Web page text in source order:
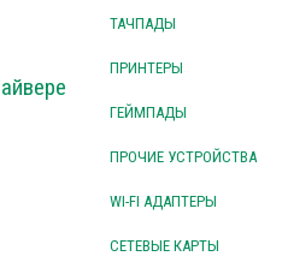
ТАЧПАДЫ
ПРИНТЕРЫ
ГЕЙМПАДЫ
ПРОЧИЕ УСТРОЙСТВА
WI-FI АДАПТЕРЫ
СЕТЕВЫЕ КАРТЫ